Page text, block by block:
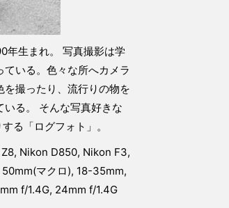
年生まれ。 写真撮影は学
ている。色々な所へカメラ
を撮ったり、流行りの物を
いる。 そんな写真好きな
る「ログフォト」。
Nikon D850, Nikon F3,
マクロ), 18-35mm,
f/1.4G, 24mm f/1.4G